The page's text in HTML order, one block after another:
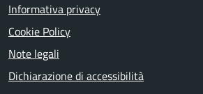
Informativa privacy
Cookie Policy
Note legali
Dichiarazione di accessibilità